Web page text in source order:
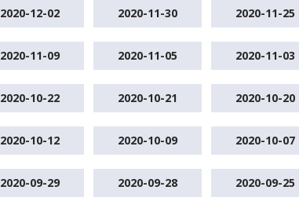
2020-12-02 2020-11-30 2020-11-25
2020-11-09 2020-11-05 2020-11-03
2020-10-22 2020-10-21 2020-10-20
2020-10-12 2020-10-09 2020-10-07
2020-09-29 2020-09-28 2020-09-25